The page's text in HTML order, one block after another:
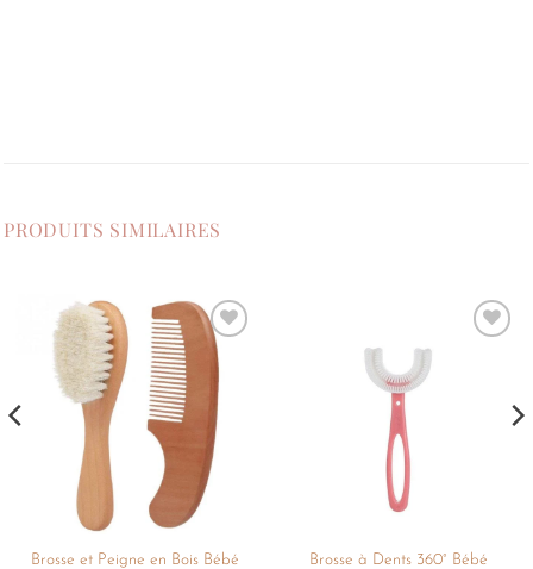
PRODUITS SIMILAIRES
Ajouter
à la
liste de
souhaits
Brosse et Peigne en Bois Bébé
Brosse à Dents 360° Bébé